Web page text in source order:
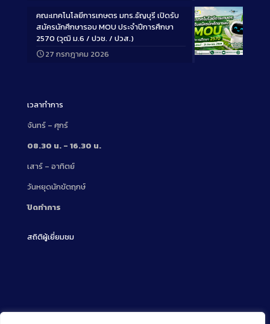
Long
คณะเทคโนโลยีการเกษตร มทร.ธัญบุรี เปิดรับ
สมัครนักศึกษารอบ MOU ประจำปีการศึกษา
2570 (วุฒิ ม.6 / ปวช. / ปวส.)
27 กรกฎาคม 2026
เวลาทำการ
จันทร์ – ศุกร์
08.30 น. – 16.30 น.
เสาร์ – อาทิตย์
วันหยุดนักขัตฤกษ์
ปิดทำการ
สถิติผู้เยี่ยมชม